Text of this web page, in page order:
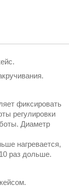
фиксировать
регулировки
Диаметр
нагревается,
раз дольше.